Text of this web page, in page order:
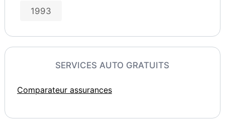
1993
SERVICES AUTO GRATUITS
Comparateur assurances